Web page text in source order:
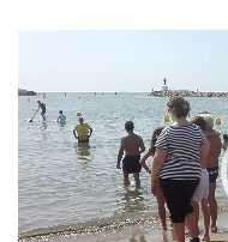
vídeo